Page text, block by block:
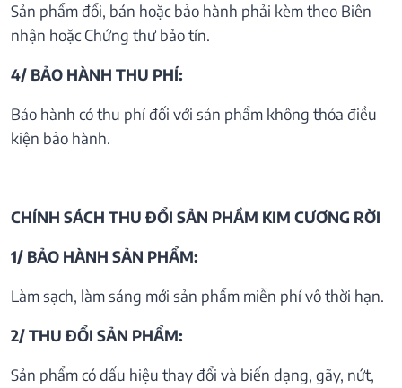
Sản phẩm đổi, bán hoặc bảo hành phải kèm theo Biên
nhận hoặc Chứng thư bảo tín.
4/ BẢO HÀNH THU PHÍ:
Bảo hành có thu phí đối với sản phẩm không thỏa điều
kiện bảo hành.
CHÍNH SÁCH THU ĐỔI SẢN PHẦM KIM CƯƠNG RỜI
1/ BẢO HÀNH SẢN PHẨM:
Làm sạch, làm sáng mới sản phẩm miễn phí vô thời hạn.
2/ THU ĐỔI SẢN PHẨM:
Sản phẩm có dấu hiệu thay đổi và biến dạng, gãy, nứt,